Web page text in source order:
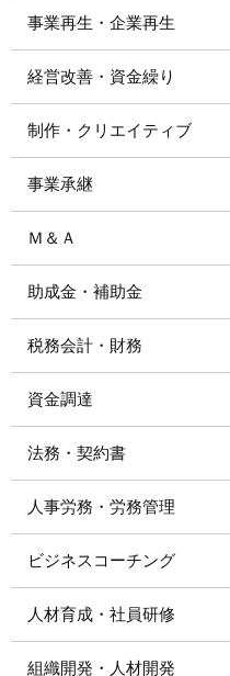
事業再生・企業再生
経営改善・資金繰り
制作・クリエイティブ
事業承継
Ｍ＆Ａ
助成金・補助金
税務会計・財務
資金調達
法務・契約書
人事労務・労務管理
ビジネスコーチング
人材育成・社員研修
組織開発・人材開発